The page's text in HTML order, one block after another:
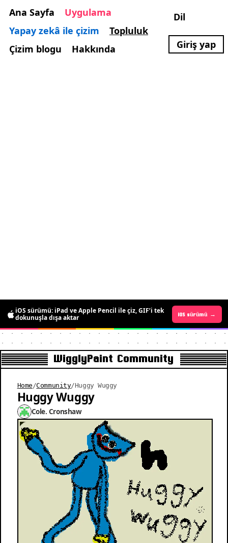
Ana Sayfa
Uygulama
Yapay zekâ ile çizim
Topluluk
Çizim blogu
Hakkında
Dil
Giriş yap
Android sürümü yayında: kısa süreliğine
ücretsiz, hareketli piksel sanatı çiz
Android sürümü →
iOS sürümü: iPad ve Apple Pencil ile çiz, GIF’i tek
dokunuşla dışa aktar
iOS sürümü →
WigglyPaint Community
Home /Community/Huggy Wuggy
Huggy Wuggy
Cole. Cronshaw